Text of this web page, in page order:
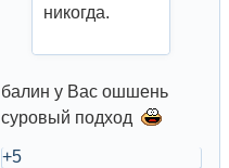
никогда.
балин у Вас ошшень
суровый подход
+5